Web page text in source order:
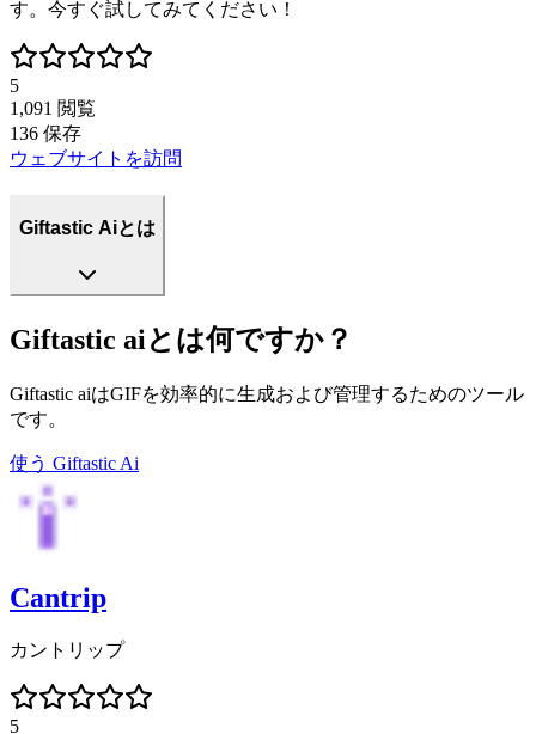
す。今すぐ試してみてください！
5
1,091 閲覧
136 保存
ウェブサイトを訪問
Giftastic Aiとは
Giftastic aiとは何ですか？
Giftastic aiはGIFを効率的に生成および管理するためのツール
です。
使う Giftastic Ai
Cantrip
カントリップ
5